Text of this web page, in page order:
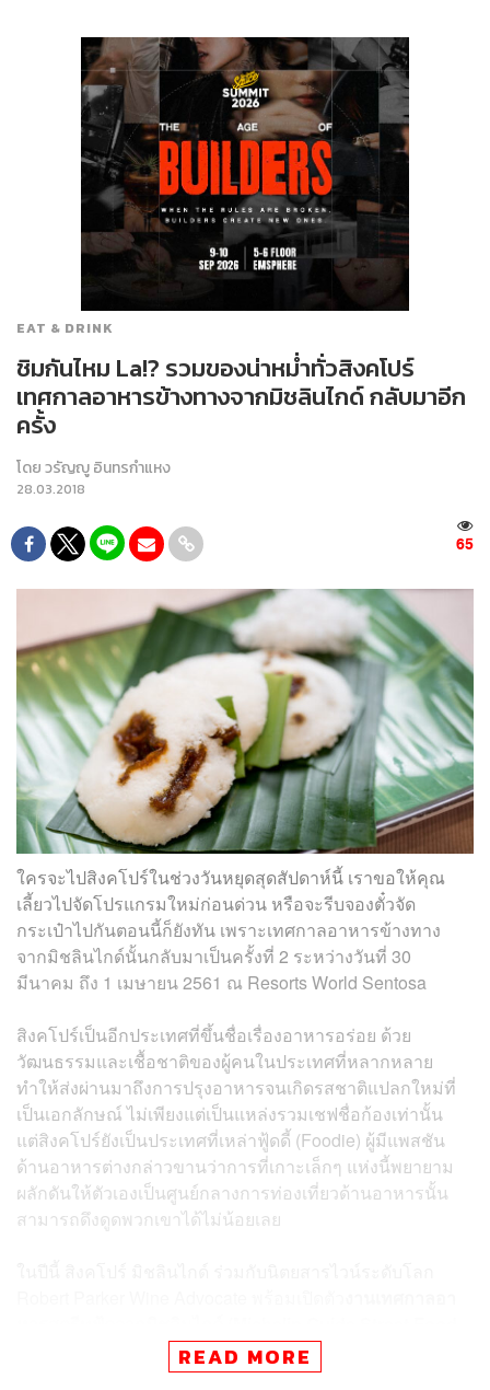
EAT & DRINK
ชิมกันไหม La!? รวมของน่าหม่ำทั่วสิงคโปร์
เทศกาลอาหารข้างทางจากมิชลินไกด์ กลับมาอีก
ครั้ง
โดยวรัญญู อินทรกำแหง
28.03.2018
65
ใครจะไปสิงคโปร์ในช่วงวันหยุดสุดสัปดาห์นี้ เราขอให้คุณ
เลี้ยวไปจัดโปรแกรมใหม่ก่อนด่วน หรือจะรีบจองตั๋วจัด
กระเป๋าไปกันตอนนี้ก็ยังทัน เพราะเทศกาลอาหารข้างทาง
จากมิชลินไกด์นั้นกลับมาเป็นครั้งที่ 2 ระหว่างวันที่ 30
มีนาคม ถึง 1 เมษายน 2561 ณ Resorts World Sentosa
สิงคโปร์เป็นอีกประเทศที่ขึ้นชื่อเรื่องอาหารอร่อย ด้วย
วัฒนธรรมและเชื้อชาติของผู้คนในประเทศที่หลากหลาย
ทำให้ส่งผ่านมาถึงการปรุงอาหารจนเกิดรสชาติแปลกใหม่ที่
เป็นเอกลักษณ์ ไม่เพียงแต่เป็นแหล่งรวมเชฟชื่อก้องเท่านั้น
แต่สิงคโปร์ยังเป็นประเทศที่เหล่าฟู้ดดี้ (Foodie) ผู้มีแพสชัน
ด้านอาหารต่างกล่าวขานว่าการที่เกาะเล็กๆ แห่งนี้พยายาม
ผลักดันให้ตัวเองเป็นศูนย์กลางการท่องเที่ยวด้านอาหารนั้น
สามารถดึงดูดพวกเขาได้ไม่น้อยเลย
เป็นปีที่ 2 โดยงานจัดขึ้นระหว่างวันที่ 30 มีนาคม
ถึง 1 เมษายน 2561 ณ Resorts World Sentosa ภายในงาน
READ MORE